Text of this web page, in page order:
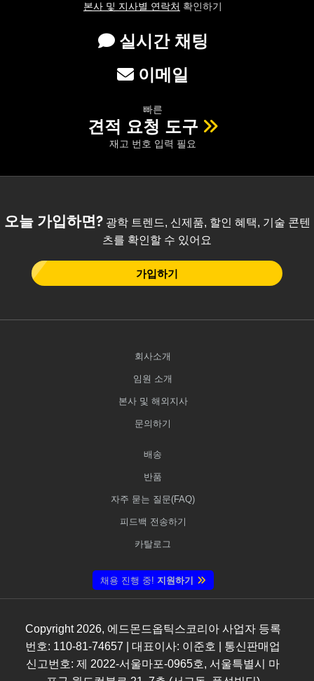
본사 및 지사별 연락처 확인하기
실시간 채팅
이메일
빠른
견적 요청 도구
재고 번호 입력 필요
오늘 가입하면?광학 트렌드, 신제품, 할인 혜택, 기술 콘텐
츠를 확인할 수 있어요
가입하기
회사소개
임원 소개
본사 및 해외지사
문의하기
배송
반품
자주 묻는 질문(FAQ)
피드백 전송하기
카탈로그
채용 진행 중! 지원하기
Copyright 2026, 에드몬드옵틱스코리아 사업자 등록
번호: 110-81-74657 | 대표이사: 이준호 | 통신판매업
신고번호: 제 2022-서울마포-0965호, 서울특별시 마